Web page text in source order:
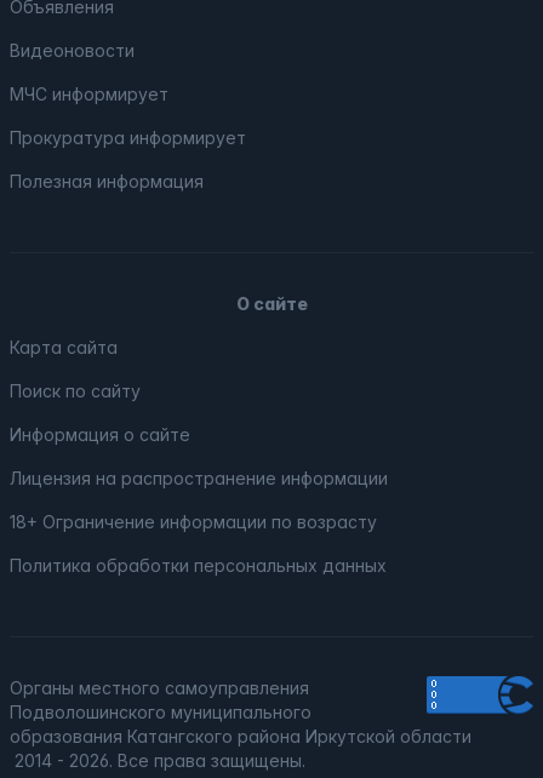
Объявления
Видеоновости
МЧС информирует
Прокуратура информирует
Полезная информация
О сайте
Карта сайта
Поиск по сайту
Информация о сайте
Лицензия на распространение информации
18+ Ограничение информации по возрасту
Политика обработки персональных данных
Органы местного самоуправления
Подволошинского муниципального
образования Катангского района Иркутской области
2014 - 2026. Все права защищены.